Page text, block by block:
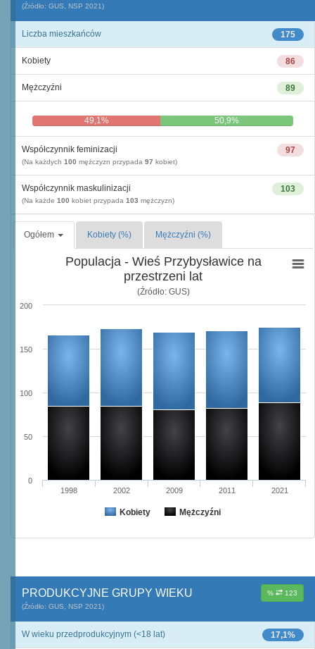
(Źródło: GUS, NSP 2021)
175
Liczba mieszkańców
86
Kobiety
89
Mężczyźni
49,1% 50,9%
97
Współczynnik feminizacji
(Na każdych 100 mężczyzn przypada 97 kobiet)
103
Współczynnik maskulinizacji
(Na każde 100 kobiet przypada 103 mężczyzn)
Ogółem Kobiety (%) Mężczyźni (%)
Populacja - Wieś Przybysławice na
przestrzeni lat
(Źródło: GUS)
Kobiety Mężczyźni
1998 2002 2009 2011 2021
0
50
100
150
200
% 123
PRODUKCYJNE GRUPY WIEKU
(Źródło: GUS, NSP 2021)
17,1%
W wieku przedprodukcyjnym (<18 lat)